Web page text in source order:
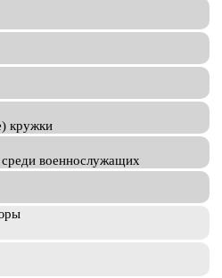
кружки
военнослужащих